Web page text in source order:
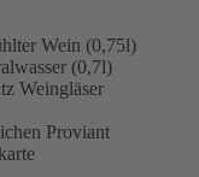
Wein (0,75l)
(0,7l)
Weingläser
Proviant